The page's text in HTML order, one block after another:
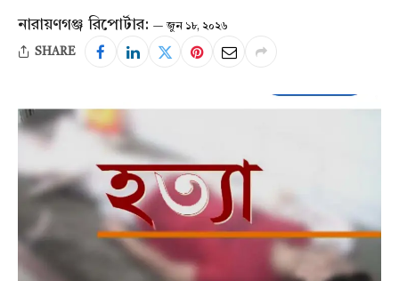
নারায়ণগঞ্জ রিপোর্টার: জুন ১৮, ২০২৬
SHARE